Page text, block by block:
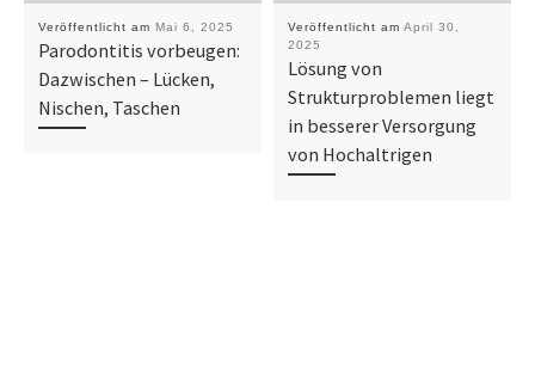
Veröffentlicht am Mai 6, 2025
Parodontitis vorbeugen:
Dazwischen – Lücken,
Nischen, Taschen
Veröffentlicht am April 30,
2025
Lösung von
Strukturproblemen liegt
in besserer Versorgung
von Hochaltrigen